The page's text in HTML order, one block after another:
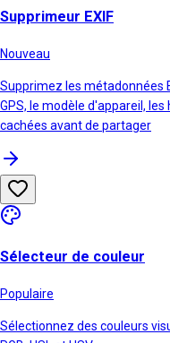
Supprimeur EXIF
Nouveau
Supprimez les métadonnées
GPS, le modèle d'appareil,
cachées avant de partager
Sélecteur de couleur
Populaire
Sélectionnez des couleurs